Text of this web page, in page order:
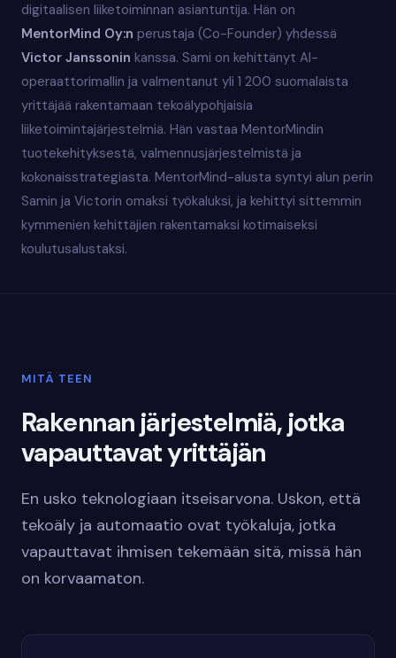
digitaalisen liiketoiminnan asiantuntija. Hän on
MentorMind Oy:n perustaja (Co-Founder) yhdessä
Victor Janssonin kanssa. Sami on kehittänyt AI-
operaattorimallin ja valmentanut yli 1 200 suomalaista
yrittäjää rakentamaan tekoälypohjaisia
liiketoimintajärjestelmiä. Hän vastaa MentorMindin
tuotekehityksestä, valmennusjärjestelmistä ja
kokonaisstrategiasta. MentorMind-alusta syntyi alun perin
Samin ja Victorin omaksi työkaluksi, ja kehittyi sittemmin
kymmenien kehittäjien rakentamaksi kotimaiseksi
koulutusalustaksi.
MITÄ TEEN
Rakennan järjestelmiä, jotka
vapauttavat yrittäjän
En usko teknologiaan itseisarvona. Uskon, että
tekoäly ja automaatio ovat työkaluja, jotka
vapauttavat ihmisen tekemään sitä, missä hän
on korvaamaton.